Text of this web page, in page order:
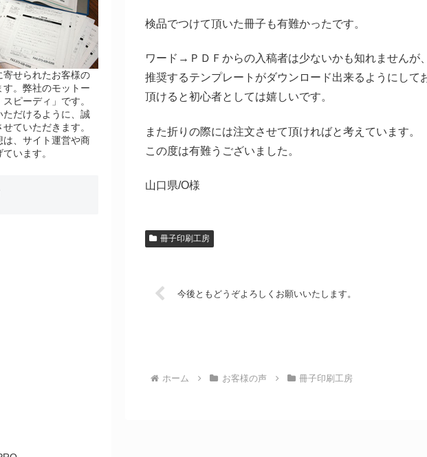
検品でつけて頂いた冊子も有難かったです。
ワード→ＰＤＦからの入稿者は少ないかも知れませんが、
推奨するテンプレートがダウンロード出来るようにして
頂けると初心者としては嬉しいです。
また折りの際には注文させて頂ければと考えています。
この度は有難うございました。
山口県/O様
冊子印刷工房
今後ともどうぞよろしくお願いいたします。
ホーム お客様の声 冊子印刷工房
寄せられたお客様の
す。弊社のモットー
ピーディ」です。
ただけるように、誠
ていただきます。
は、サイト運営や商
います。